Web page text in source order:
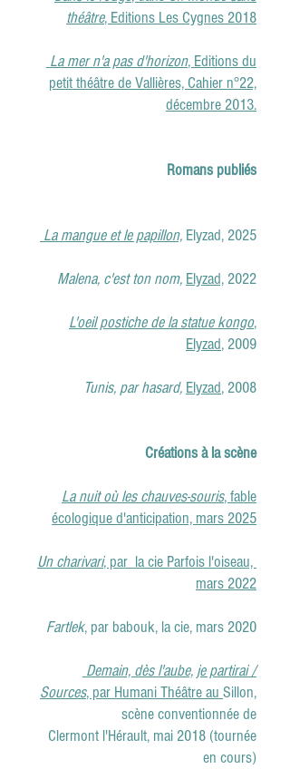
théâtre, Editions Les Cygnes 2018
La mer n'a pas d'horizon, Editions du
petit théâtre de Vallières, Cahier n°22,
décembre 2013.
Romans publiés
La mangue et le papillon, Elyzad, 2025
Malena, c'est ton nom, Elyzad, 2022
L'oeil postiche de la statue kongo,
Elyzad, 2009
Tunis, par hasard, Elyzad, 2008
Créations à la scène
La nuit où les chauves-souris, fable
écologique d'anticipation, mars 2025
Un charivari, par la cie Parfois l'oiseau,
mars 2022
Fartlek, par babouk, la cie, mars 2020
Demain, dès l'aube, je partirai /
Sources, par Humani Théâtre au Sillon,
scène conventionnée de
Clermont l'Hérault, mai 2018 (tournée
en cours)